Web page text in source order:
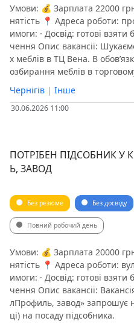
Умови: 💰 Зарплата 22000
нятість 📍 Адреса роботи:
имоги: · Досвід: готові взяти
чення Опис вакансії:
х меблів в ТЦ Вена. В
озбирання меблів в
Чернігів | Інше
30.06.2026 11:00
ПОТРІБЕН ПІДСОБНИК
Ь, ЗАВОД
Без резюме Без досвіду
Повний робочий день
Умови: 💰 Зарплата 20000
нятість 📍 Адреса роботи:
имоги: · Досвід: готові взяти
чення Опис вакансії:
лПрофиль, завод» запрошує
ці) на посаду підсобника.